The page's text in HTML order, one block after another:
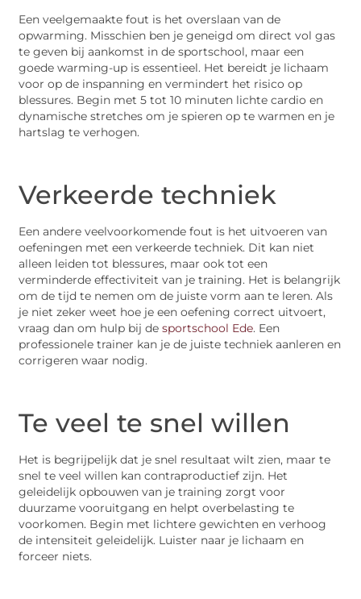
Een veelgemaakte fout is het overslaan van de
opwarming. Misschien ben je geneigd om direct vol gas
te geven bij aankomst in de sportschool, maar een
goede warming-up is essentieel. Het bereidt je lichaam
voor op de inspanning en vermindert het risico op
blessures. Begin met 5 tot 10 minuten lichte cardio en
dynamische stretches om je spieren op te warmen en je
hartslag te verhogen.
Verkeerde techniek
Een andere veelvoorkomende fout is het uitvoeren van
oefeningen met een verkeerde techniek. Dit kan niet
alleen leiden tot blessures, maar ook tot een
verminderde effectiviteit van je training. Het is belangrijk
om de tijd te nemen om de juiste vorm aan te leren. Als
je niet zeker weet hoe je een oefening correct uitvoert,
vraag dan om hulp bij desportschool Ede. Een
professionele trainer kan je de juiste techniek aanleren en
corrigeren waar nodig.
Te veel te snel willen
Het is begrijpelijk dat je snel resultaat wilt zien, maar te
snel te veel willen kan contraproductief zijn. Het
geleidelijk opbouwen van je training zorgt voor
duurzame vooruitgang en helpt overbelasting te
voorkomen. Begin met lichtere gewichten en verhoog
de intensiteit geleidelijk. Luister naar je lichaam en
forceer niets.